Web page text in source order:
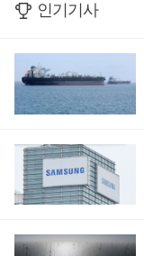
인기기사